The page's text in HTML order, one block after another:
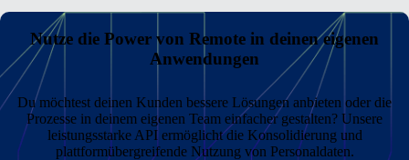
Nutze die Power von Remote in deinen eigenen
Anwendungen
Du möchtest deinen Kunden bessere Lösungen anbieten oder die
Prozesse in deinem eigenen Team einfacher gestalten? Unsere
leistungsstarke API ermöglicht die Konsolidierung und
plattformübergreifende Nutzung von Personaldaten.